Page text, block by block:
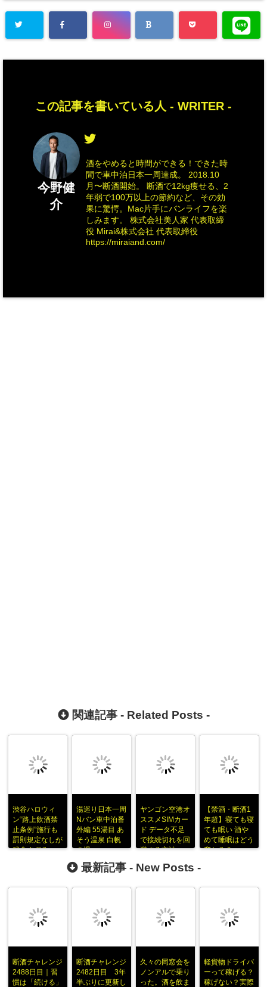
この記事を書いている人 - WRITER -
今野健
介
酒をやめると時間ができる！できた時
間で車中泊日本一周達成。 2018.10
月〜断酒開始。 断酒で12kg痩せる、2
年弱で100万以上の節約など、その効
果に驚愕。Mac片手にバンライフを楽
しみます。 株式会社美人家 代表取締
役 Mirai&株式会社 代表取締役
https://miraiand.com/
関連記事 - Related Posts -
渋谷ハロウィ
ン“路上飲酒禁
止条例”施行も
罰則規定なしが
残念すぎる
湯巡り日本一周
Nバン車中泊番
外編 55湯目 あ
そう温泉 白帆
の湯
ヤンゴン空港オ
ススメSIMカー
ド データ不足
で接続切れを回
避する方法
【禁酒・断酒1
年超】寝ても寝
ても眠い 酒や
めて睡眠はどう
変わる？
最新記事 - New Posts -
断酒チャレンジ
2488日目｜習
慣は「続ける」
断酒チャレンジ
2482日目 3年
半ぶりに更新し
久々の同窓会を
ノンアルで乗り
った。酒を飲ま
軽貨物ドライバ
ーって稼げる？
稼げない？実際